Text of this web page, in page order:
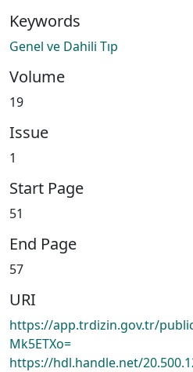
Keywords
Genel ve Dahili Tıp
Volume
19
Issue
1
Start Page
51
End Page
57
URI
https://app.trdizin.gov.tr/
Mk5ETXo=
https://hdl.handle.net/